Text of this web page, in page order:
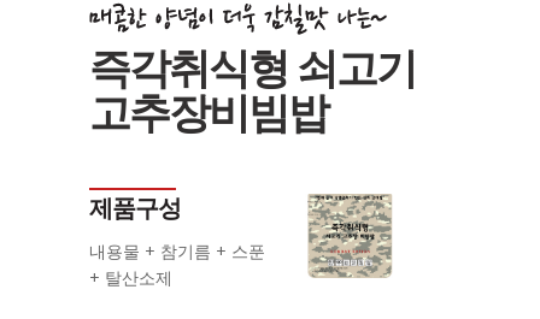
즉각취식형 쇠고기
고추장비빔밥
제품구성
내용물 + 참기름 + 스푼
+ 탈산소제